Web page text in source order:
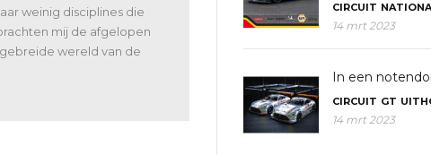
weinig disciplines die
mij de afgelopen
wereld van de
CIRCUIT
14 mrt 2023
In een
CIRCUIT GT
14 mrt 2023